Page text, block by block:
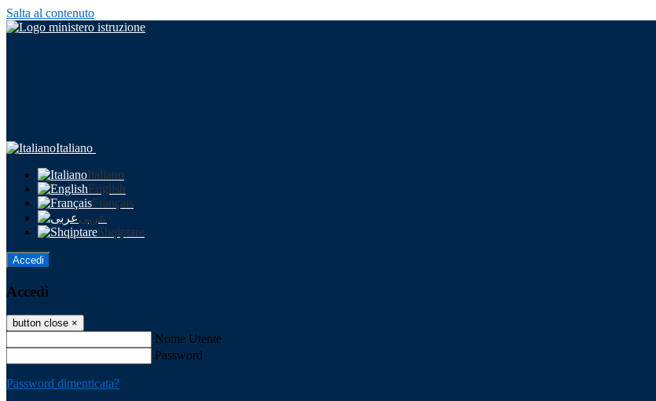
Salta al contenuto
Italiano
Italiano
English
Français
عربى
Shqiptare
Accedi
Accedi
button close ×
Nome Utente
Password
Password dimenticata?